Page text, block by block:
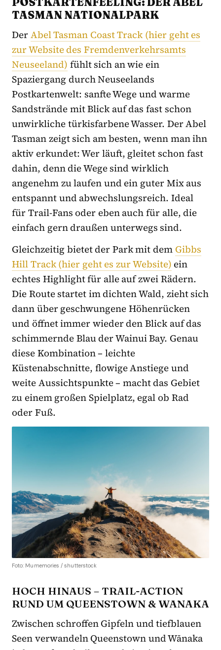
TASMAN NATIONALPARK
DerAbel Tasman Coast Track (hier geht es
zur Website des Fremdenverkehrsamts
Neuseeland) fühlt sich an wie ein
Spaziergang durch Neuseelands
Postkartenwelt: sanfte Wege und warme
Sandstrände mit Blick auf das fast schon
unwirkliche türkisfarbene Wasser. Der Abel
Tasman zeigt sich am besten, wenn man ihn
aktiv erkundet: Wer läuft, gleitet schon fast
dahin, denn die Wege sind wirklich
angenehm zu laufen und ein guter Mix aus
entspannt und abwechslungsreich. Ideal
für Trail-Fans oder eben auch für alle, die
einfach gern draußen unterwegs sind.
Gleichzeitig bietet der Park mit dem Gibbs
Hill Track (hier geht es zur Website) ein
echtes Highlight für alle auf zwei Rädern.
Die Route startet im dichten Wald, zieht sich
dann über geschwungene Höhenrücken
und öffnet immer wieder den Blick auf das
schimmernde Blau der Wainui Bay. Genau
diese Kombination – leichte
Küstenabschnitte, flowige Anstiege und
weite Aussichtspunkte – macht das Gebiet
zu einem großen Spielplatz, egal ob Rad
oder Fuß.
Foto: Mumemories / shutterstock
HOCH HINAUS – TRAIL-ACTION
RUND UM QUEENSTOWN & WĀNAKA
Zwischen schroffen Gipfeln und tiefblauen
Seen verwandeln Queenstown und Wānaka